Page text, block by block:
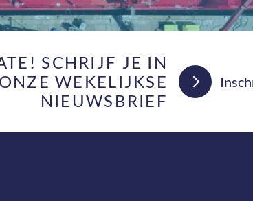
SCHRIJF JE IN
WEKELIJKSE
NIEUWSBRIEF